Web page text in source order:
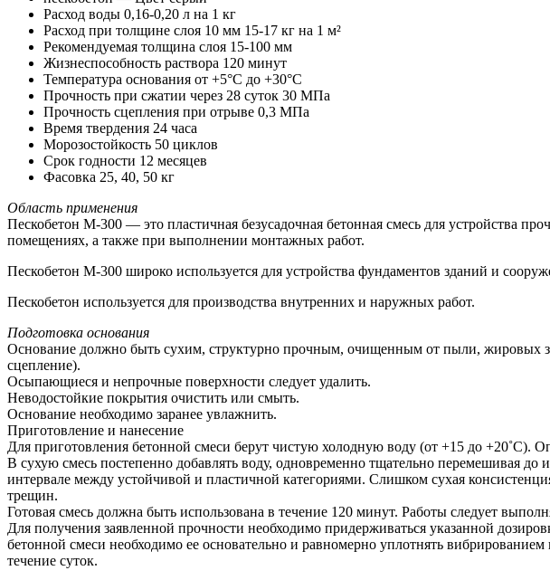
Подошли к этапу отделки фасадов? Специалист стройдисконта
Расход воды 0,16-0,20 л на 1 кг
Расход при толщине слоя 10 мм 15-17 кг на 1 м²
Рекомендуемая толщина слоя 15-100 мм
Жизнеспособность раствора 120 минут
Температура основания от +5°С до +30°С
Прочность при сжатии через 28 суток 30 МПа
Прочность сцепления при отрыве 0,3 МПа
Время твердения 24 часа
Морозостойкость 50 циклов
Срок годности 12 месяцев
Фасовка 25, 40, 50 кг
Область применения
Пескобетон М-300 — это пластичная безусадочная бетонная смесь для устройства
помещениях, а также при выполнении монтажных работ.
Пескобетон М-300 широко используется для устройства фундаментов зданий и
Пескобетон используется для производства внутренних и наружных работ.
Подготовка основания
Основание должно быть сухим, структурно прочным, очищенным от пыли, жировых
сцепление).
Осыпающиеся и непрочные поверхности следует удалить.
Неводостойкие покрытия очистить или смыть.
Основание необходимо заранее увлажнить.
Приготовление и нанесение
Для приготовления бетонной смеси берут чистую холодную воду (от +15 до +20˚С).
В сухую смесь постепенно добавлять воду, одновременно тщательно перемешивая
интервале между устойчивой и пластичной категориями. Слишком сухая
трещин.
Готовая смесь должна быть использована в течение 120 минут. Работы следует
Для получения заявленной прочности необходимо придерживаться указанной
бетонной смеси необходимо ее основательно и равномерно уплотнять
течение суток.